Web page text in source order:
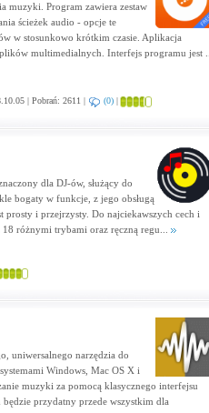
muzyki. Program zawiera zestaw
ścieżek audio - opcje te
w stosunkowo krótkim czasie. Aplikacja
multimedialnych. Interfejs programu jest ...
| Pobrań: 2611 | (0)|
dla DJ-ów, służący do
bogaty w funkcje, z jego obsługą
prosty i przejrzysty. Do najciekawszych cech i
różnymi trybami oraz ręczną regu...
uniwersalnego narzędzia do
Windows, Mac OS X i
muzyki za pomocą klasycznego interfejsu
będzie przydatny przede wszystkim dla